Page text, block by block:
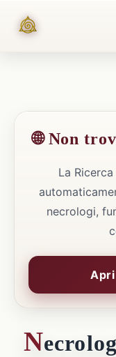
🌐 Non
La
necrologi,
N